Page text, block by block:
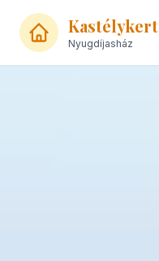
Kastélykert
Nyugdíjasház